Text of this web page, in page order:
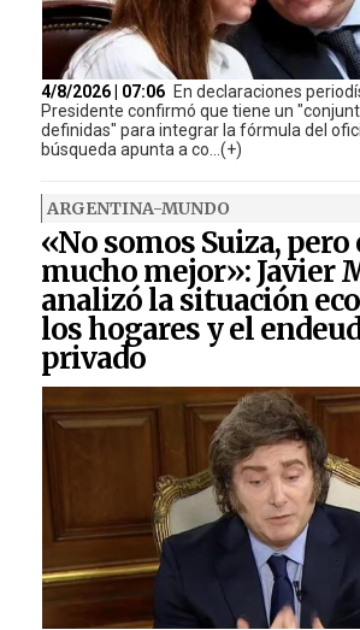
4/8/2026 | 07:06 En declaraciones
Presidente confirmó que tiene un
definidas" para integrar la fórmula del
búsqueda apunta a co...(+)
ARGENTINA-MUNDO
«No somos Suiza,
mucho mejor»: Javier
analizó la situación
los hogares y el
privado